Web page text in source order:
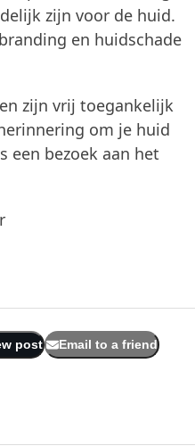
zijn voor de huid.
en huidschade
zijn vrij toegankelijk
om je huid
een bezoek aan het
post Email to a friend